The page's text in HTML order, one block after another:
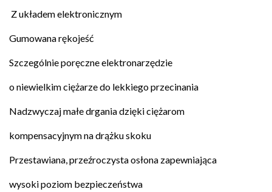
Z układem elektronicznym
Gumowana rękojeść
Szczególnie poręczne elektronarzędzie
o niewielkim ciężarze do lekkiego przecinania
Nadzwyczaj małe drgania dzięki ciężarom
kompensacyjnym na drążku skoku
Przestawiana, przeźroczysta osłona zapewniająca
wysoki poziom bezpieczeństwa